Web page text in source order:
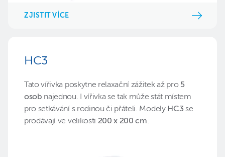
ZJISTIT VÍCE
HC3
Tato vířivka poskytne relaxační zážitek až pro 5
osob najednou. I vířivka se tak může stát místem
pro setkávání s rodinou či přáteli. Modely HC3 se
prodávají ve velikosti 200 x 200 cm.